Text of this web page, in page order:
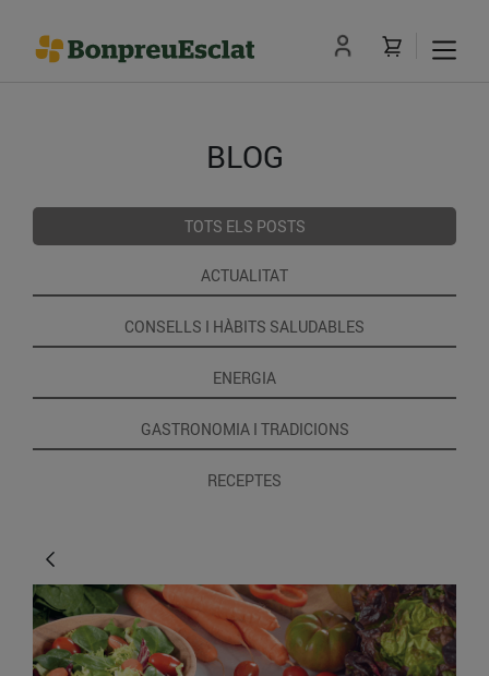
BLOG
TOTS ELS POSTS
ACTUALITAT
CONSELLS I HÀBITS SALUDABLES
ENERGIA
GASTRONOMIA I TRADICIONS
RECEPTES